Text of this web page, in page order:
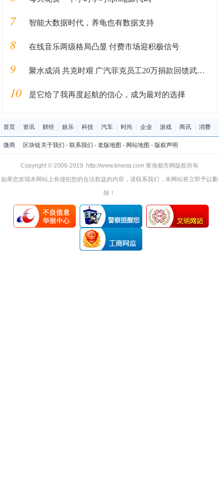
7 智能大数据时代，养龟也有数据支持
8 在线音乐两级格局凸显 付费市场迎积极信号
9 聚水成涓 共克时艰 广汽菲克员工20万捐款回馈武汉抗疫一线
10 是它给了我再度起航的信心，成为最对的选择
首页 资讯 财经 娱乐 科技 汽车 时尚 企业 游戏 商讯 消费
微商 区块链关于我们 - 联系我们 - 老版地图 - 网站地图 - 版权声明
Copyright © 2006-2019 http://www.knwsq.com 青海都市网版权所有
如果您发现本网站上有侵犯您的合法权益的内容，请联系我们，本网站将立即予以删
除！